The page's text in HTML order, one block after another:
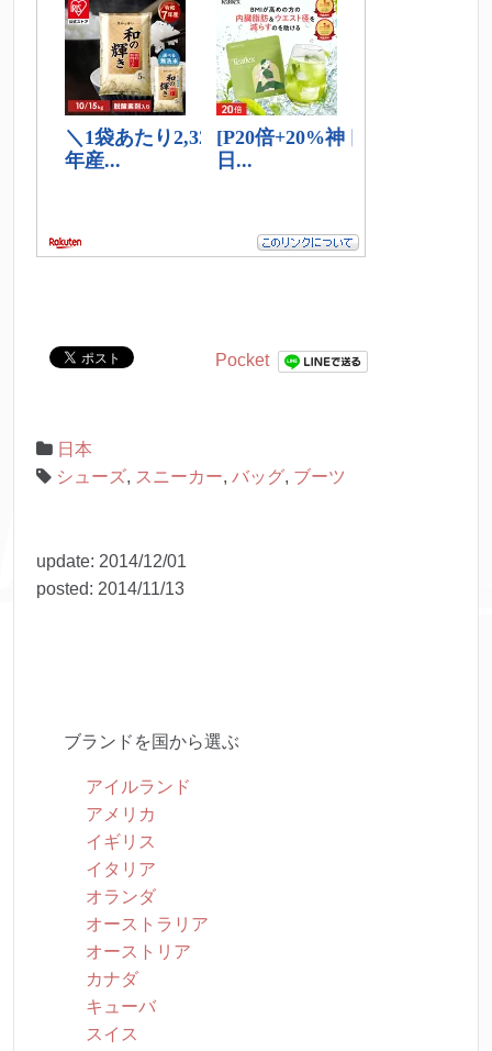
Pocket
日本
シューズ, スニーカー, バッグ, ブーツ
update: 2014/12/01
posted: 2014/11/13
ブランドを国から選ぶ
アイルランド
アメリカ
イギリス
イタリア
オランダ
オーストラリア
オーストリア
カナダ
キューバ
スイス